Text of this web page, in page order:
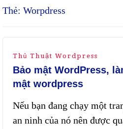
Thẻ: Worpdress
Thủ Thuật Wordpress
Bảo mật WordPress,
mật wordpress
Nếu bạn đang chạy một
an ninh của nó nên được